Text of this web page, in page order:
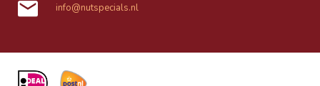
info@nutspecials.nl